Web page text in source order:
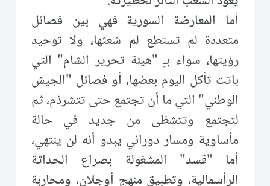
أما المعارضة السورية فهي بين فصائل
متعددة لم تستطع لم شعثها، ولا توحيد
رؤيتها، سواء بـِ "هيئة تحرير الشام" التي
باتت تأكل اليوم بعضها، أو فصائل "الجيش
الوطني" التي ما أن تجتمع حتى تتشرذم، ثم
لتجتمع وتتشظى من جديد في حالة
مأساوية ومسار دوراني يبدو أنه لن ينتهي،
أما "قسد" المشغولة بصراع الحداثة
الرأسمالية، وتطبيق منهج أوجلان، ومحاربة